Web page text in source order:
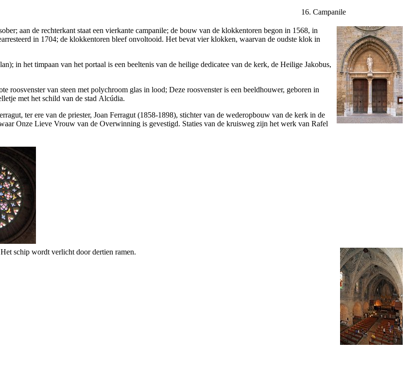
16. Campanile
aan de rechterkant staat een vierkante campanile; de bouw van de klokkentoren begon in 1568, in
in 1704; de klokkentoren bleef onvoltooid. Het bevat vier klokken, waarvan de oudste klok in
in het timpaan van het portaal is een beeltenis van de heilige dedicatee van de kerk, de Heilige Jakobus,
roosvenster van steen met polychroom glas in lood; Deze roosvenster is een beeldhouwer, geboren in
met het schild van de stad Alcúdia.
, ter ere van de priester, Joan Ferragut (1858-1898), stichter van de wederopbouw van de kerk in de
Onze Lieve Vrouw van de Overwinning is gevestigd. Staties van de kruisweg zijn het werk van Rafel
schip wordt verlicht door dertien ramen.